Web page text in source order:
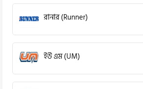
রানার (Runner)
ইউ এম (UM)